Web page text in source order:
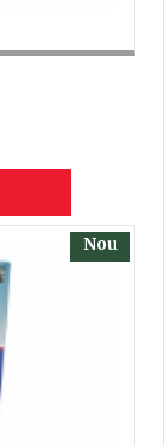
Nou